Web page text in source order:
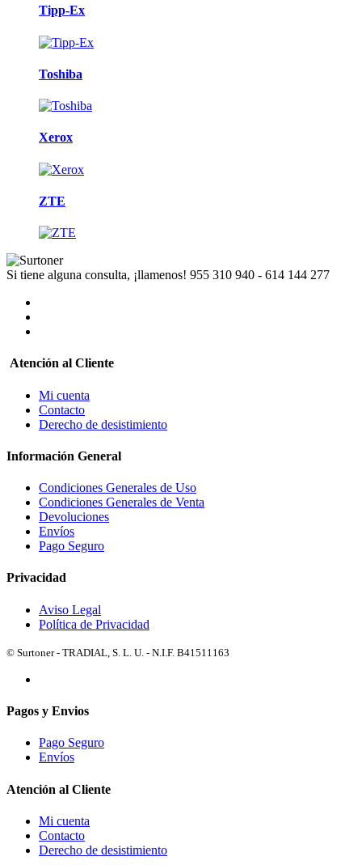
Tipp-Ex
Toshiba
Xerox
ZTE
Si tiene alguna consulta, ¡llamenos! 955 310 940 - 614 144 277
Atención al Cliente
Mi cuenta
Contacto
Derecho de desistimiento
Información General
Condiciones Generales de Uso
Condiciones Generales de Venta
Devoluciones
Envíos
Pago Seguro
Privacidad
Aviso Legal
Política de Privacidad
© Surtoner - TRADIAL, S. L. U. - N.I.F. B41511163
Pagos y Envios
Pago Seguro
Envíos
Atención al Cliente
Mi cuenta
Contacto
Derecho de desistimiento